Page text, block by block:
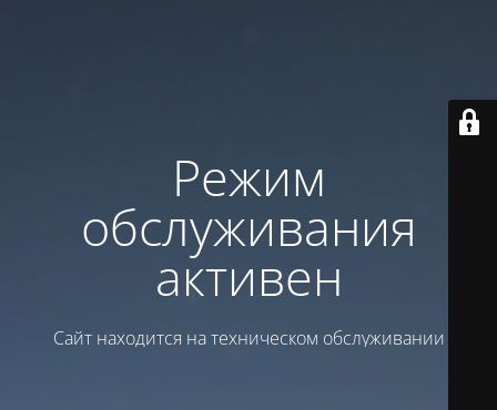
Режим
обслуживания
активен
Сайт находится на техническом обслуживании